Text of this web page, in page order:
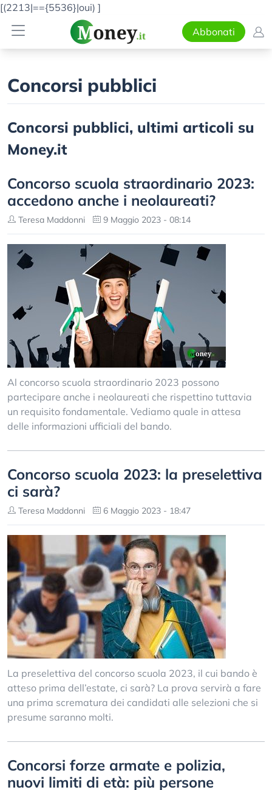
[(2213|=={5536}|oui) ]
Abbonati
Concorsi pubblici
Concorsi pubblici, ultimi articoli su
Money.it
Concorso scuola straordinario 2023:
accedono anche i neolaureati?
Teresa Maddonni 9 Maggio 2023 - 08:14
Al concorso scuola straordinario 2023 possono
partecipare anche i neolaureati che rispettino tuttavia
un requisito fondamentale. Vediamo quale in attesa
delle informazioni ufficiali del bando.
Concorso scuola 2023: la preselettiva
ci sarà?
Teresa Maddonni 6 Maggio 2023 - 18:47
La preselettiva del concorso scuola 2023, il cui bando è
atteso prima dell’estate, ci sarà? La prova servirà a fare
una prima scrematura dei candidati alle selezioni che si
presume saranno molti.
Concorsi forze armate e polizia,
nuovi limiti di età: più persone